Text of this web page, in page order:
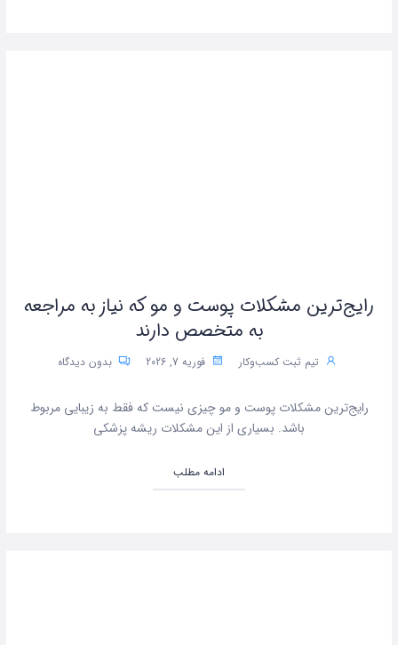
رایج‌ترین مشکلات پوست و مو که نیاز به مراجعه
به متخصص دارند
تیم ثبت کسب‌وکار فوریه 7, 2026 بدون دیدگاه
رایج‌ترین مشکلات پوست و مو چیزی نیست که فقط به زیبایی مربوط
باشد. بسیاری از این مشکلات ریشه پزشکی
ادامه مطلب